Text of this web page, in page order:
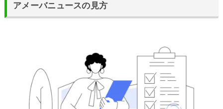
アメーバニュースの見方